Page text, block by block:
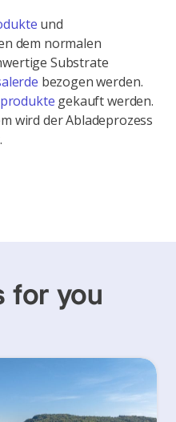
und
dem normalen
Substrate
bezogen werden.
gekauft werden.
wird der Abladeprozess
for you